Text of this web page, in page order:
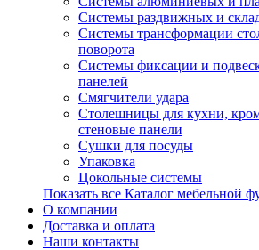
Системы раздвижных и
Системы трансформации
поворота
Системы фиксации и
панелей
Смягчители удара
Столешницы для кухни,
стеновые панели
Сушки для посуды
Упаковка
Цокольные системы
Показать все Каталог мебельной
О компании
Доставка и оплата
Наши контакты